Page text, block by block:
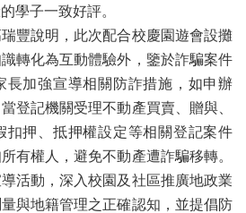
學子一致好評。
豐說明，此次配合校慶園遊會設攤
轉化為互動體驗外，鑒於詐騙案件
長加強宣導相關防詐措施，如申辦
登記機關受理不動產買賣、贈與、
扣押、抵押權設定等相關登記案件
有權人，避免不動產遭詐騙移轉。
活動，深入校園及社區推廣地政業
與地籍管理之正確認知，並提倡防